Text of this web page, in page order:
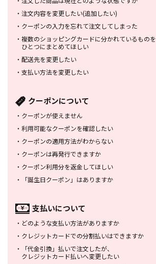
・ 注文内容を変更したい(追加したい)
・ クーポンの入力を忘れて注文してしまった
・ 複数のショッピングカードに分かれているものを
ひとつにまとめてほしい
・ 配送先を変更したい
・ 支払い方法を変更したい
クーポンについて
・ クーポンが使えません
・ 利用可能なクーポンを確認したい
・ クーポンの適用方法がわからない
・ クーポンは再発行できますか
・ クーポン利用分を返金してほしい
・
「誕生日クーポン」はありますか
支払いについて
・ どのような支払い方法がありますか
・ クレジットカードでの分割払いはできますか
・
「代金引換」払いで注文したが、
クレジットカード払いへ変更したい